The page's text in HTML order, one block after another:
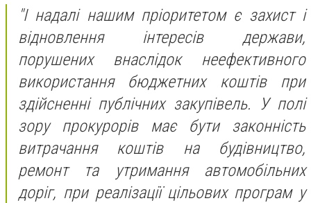
"І надалі нашим пріоритетом є захист і
відновлення інтересів держави,
порушених внаслідок неефективного
використання бюджетних коштів при
здійсненні публічних закупівель. У полі
зору прокурорів має бути законність
витрачання коштів на будівництво,
ремонт та утримання автомобільних
доріг, при реалізації цільових програм у